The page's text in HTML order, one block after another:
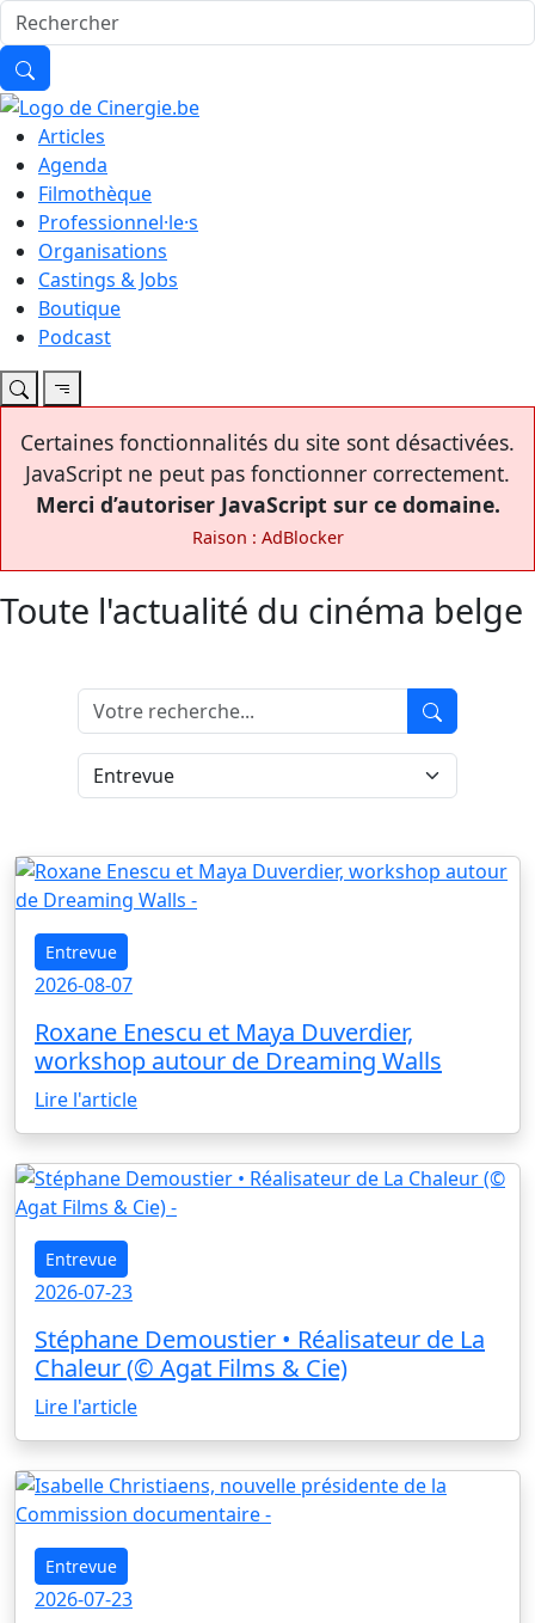
Articles
Agenda
Filmothèque
Professionnel·le·s
Organisations
Castings & Jobs
Boutique
Podcast
Certaines fonctionnalités du site sont désactivées.
JavaScript ne peut pas fonctionner correctement.
Merci d’autoriser JavaScript sur ce domaine.
Raison : AdBlocker
Toute l'actualité du cinéma belge
Entrevue
2026-08-07
Roxane Enescu et Maya Duverdier,
workshop autour de Dreaming Walls
Lire l'article
Entrevue
2026-07-23
Stéphane Demoustier • Réalisateur de La
Chaleur (© Agat Films & Cie)
Lire l'article
Entrevue
2026-07-23